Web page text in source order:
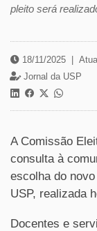
pleito será
18/11/2025
Jornal da USP
A Comissão
consulta à
escolha do
USP, realizada
Docentes e